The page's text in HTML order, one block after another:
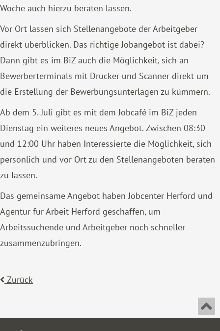
Woche auch hierzu beraten lassen.
Vor Ort lassen sich Stellenangebote der Arbeitgeber
direkt überblicken. Das richtige Jobangebot ist dabei?
Dann gibt es im BiZ auch die Möglichkeit, sich an
Bewerberterminals mit Drucker und Scanner direkt um
die Erstellung der Bewerbungsunterlagen zu kümmern.
Ab dem 5. Juli gibt es mit dem Jobcafé im BiZ jeden
Dienstag ein weiteres neues Angebot. Zwischen 08:30
und 12:00 Uhr haben Interessierte die Möglichkeit, sich
persönlich und vor Ort zu den Stellenangeboten beraten
zu lassen.
Das gemeinsame Angebot haben Jobcenter Herford und
Agentur für Arbeit Herford geschaffen, um
Arbeitssuchende und Arbeitgeber noch schneller
zusammenzubringen.
Zurück